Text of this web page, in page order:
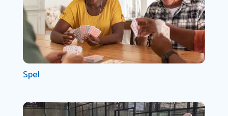
Spel